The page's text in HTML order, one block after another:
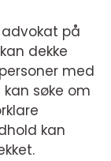
på
dekke
med
søke om
kan